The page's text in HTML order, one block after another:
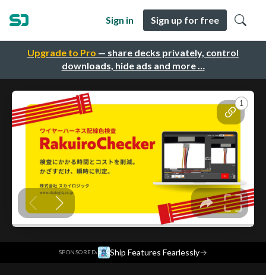
Upgrade to Pro — share decks privately, control
downloads, hide ads and more …
Sign in Sign up for free
SPONSORED· Ship Features Fearlessly→